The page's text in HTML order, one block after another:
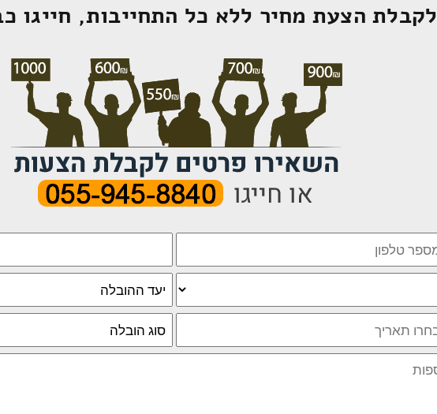
לקבלת הצעת מחיר ללא כל התחייבות, חייגו